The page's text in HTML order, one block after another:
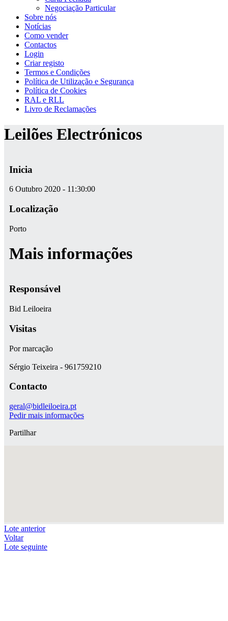
Negociação Particular
Sobre nós
Notícias
Como vender
Contactos
Login
Criar registo
Termos e Condições
Política de Utilização e Segurança
Política de Cookies
RAL e RLL
Livro de Reclamações
Leilões Electrónicos
Inicia
6 Outubro 2020 - 11:30:00
Localização
Porto
Mais informações
Responsável
Bid Leiloeira
Visitas
Por marcação
Sérgio Teixeira - 961759210
Contacto
geral@bidleiloeira.pt
Pedir mais informações
Partilhar
Lote anterior
Voltar
Lote seguinte